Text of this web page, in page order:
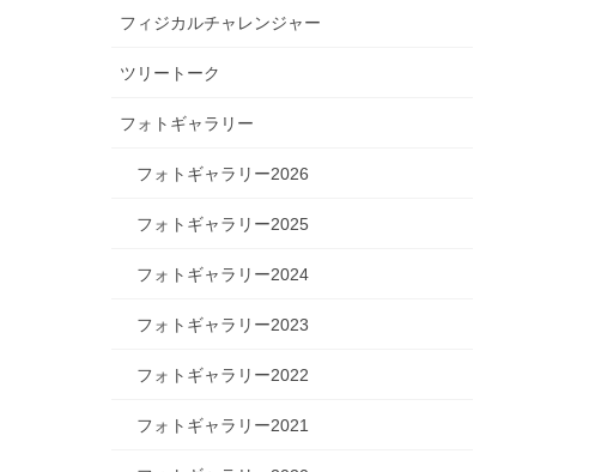
フィジカルチャレンジャー
ツリートーク
フォトギャラリー
フォトギャラリー2026
フォトギャラリー2025
フォトギャラリー2024
フォトギャラリー2023
フォトギャラリー2022
フォトギャラリー2021